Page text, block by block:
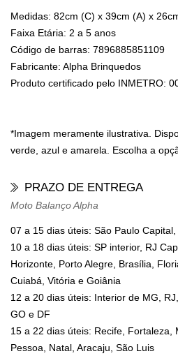
Medidas: 82cm (C) x 39cm (A) x
Faixa Etária: 2 a 5 anos
Código de barras: 7896885851109
Fabricante: Alpha Brinquedos
Produto certificado pelo INMETRO:
*Imagem meramente ilustrativa.
verde, azul e amarela. Escolha a
PRAZO DE ENTREGA
Moto Balanço Alpha
07 a 15 dias úteis: São Paulo
10 a 18 dias úteis: SP interior, RJ
Horizonte, Porto Alegre, Brasília,
Cuiabá, Vitória e Goiânia
12 a 20 dias úteis: Interior de MG,
GO e DF
15 a 22 dias úteis: Recife, Fortaleza,
Pessoa, Natal, Aracaju, São Luis